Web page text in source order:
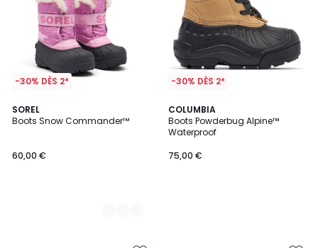
-30% DÈS 2*
SOREL
Boots Snow Commander™
60,00 €
2
Couleurs
-30% DÈS 2*
COLUMBIA
Boots Powderbug Alpine™
Waterproof
75,00 €